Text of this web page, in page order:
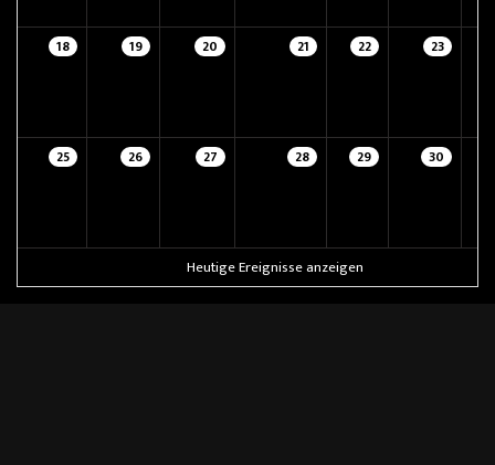
18 19 20 21 22 23
25 26 27 28 29 30
Heutige Ereignisse anzeigen